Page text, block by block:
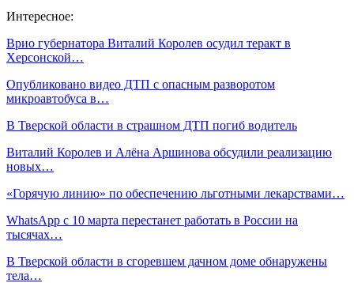
Интересное:
Врио губернатора Виталий Королев осудил теракт в
Херсонской…
Опубликовано видео ДТП с опасным разворотом
микроавтобуса в…
В Тверской области в страшном ДТП погиб водитель
Виталий Королев и Алёна Аршинова обсудили реализацию
новых…
«Горячую линию» по обеспечению льготными лекарствами…
WhatsApp с 10 марта перестанет работать в России на
тысячах…
В Тверской области в сгоревшем дачном доме обнаружены
тела…